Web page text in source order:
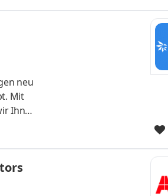
neu
Mit
Ihnen
uns